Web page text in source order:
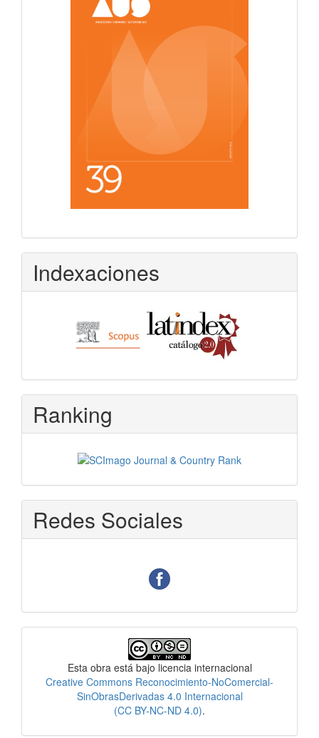
Indexaciones
Ranking
Redes Sociales
Esta obra está bajo licencia internacional
Creative Commons Reconocimiento-NoComercial-
SinObrasDerivadas 4.0 Internacional
(CC BY-NC-ND 4.0).